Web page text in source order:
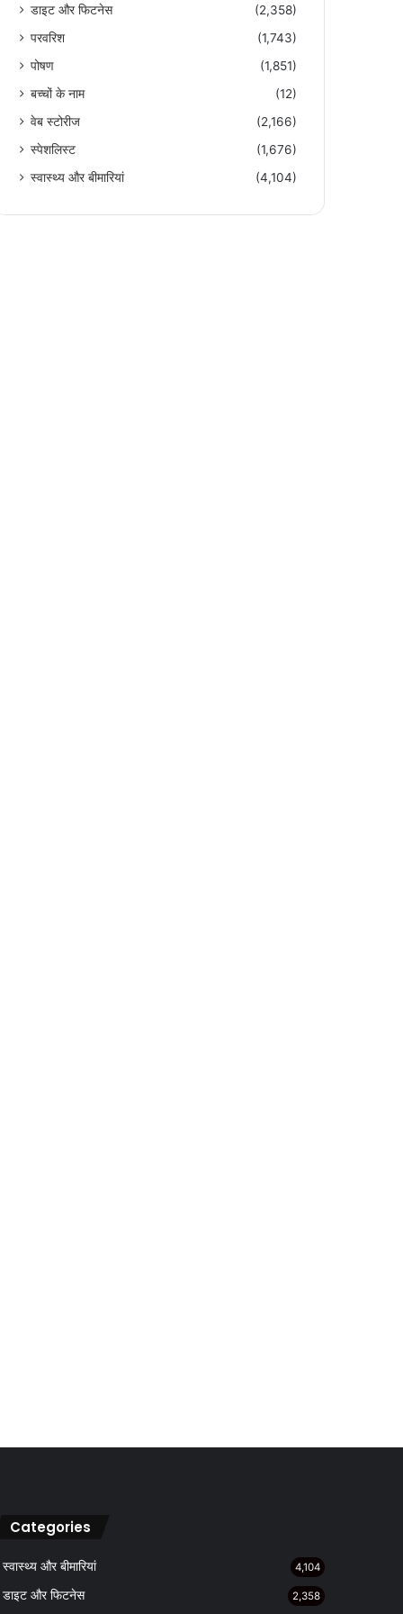
डाइट और फिटनेस
(2,358)
परवरिश
(1,743)
पोषण
(1,851)
बच्चों के नाम
(12)
वेब स्टोरीज
(2,166)
स्पेशलिस्ट
(1,676)
स्वास्थ्य और बीमारियां
(4,104)
Categories
स्वास्थ्य और बीमारियां 4,104
डाइट और फिटनेस 2,358